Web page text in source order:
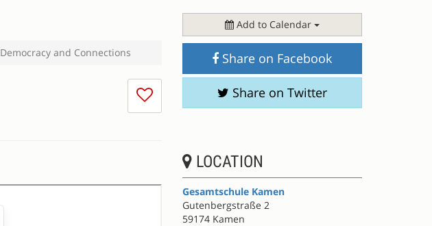
Democracy and Connections
I
don't
session
Add to Calendar
Share on Facebook
Share on Twitter
LOCATION
Gesamtschule Kamen
Gutenbergstraße 2
59174 Kamen